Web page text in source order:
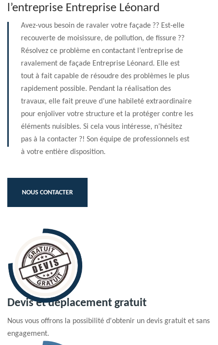
l’entreprise Entreprise Léonard
Avez-vous besoin de ravaler votre façade ?? Est-elle
recouverte de moisissure, de pollution, de fissure ??
Résolvez ce problème en contactant l’entreprise de
ravalement de façade Entreprise Léonard. Elle est
tout à fait capable de résoudre des problèmes le plus
rapidement possible. Pendant la réalisation des
travaux, elle fait preuve d’une habileté extraordinaire
pour enjoliver votre structure et la protéger contre les
éléments nuisibles. Si cela vous intéresse, n’hésitez
pas à la contacter ?! Son équipe de professionnels est
à votre entière disposition.
NOUS CONTACTER
Devis et déplacement gratuit
Nous vous offrons la possibilité d'obtenir un devis gratuit et sans
engagement.